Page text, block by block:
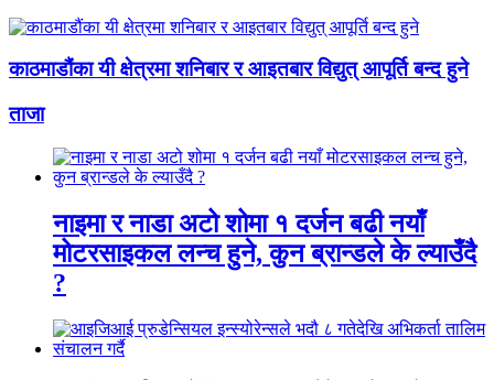
काठमाडौंका यी क्षेत्रमा शनिबार र आइतबार विद्युत् आपूर्ति बन्द हुने
ताजा
नाइमा र नाडा अटो शोमा १ दर्जन बढी नयाँ
मोटरसाइकल लन्च हुने, कुन ब्रान्डले के ल्याउँदै
?